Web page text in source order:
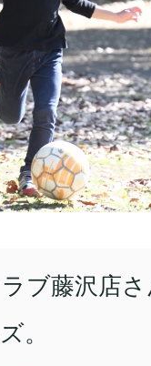
ブ藤沢店
。